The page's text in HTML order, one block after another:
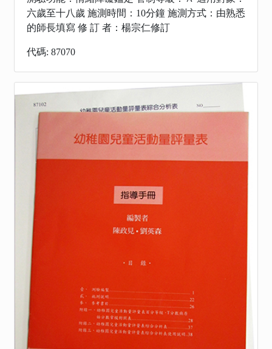
六歲至十八歲 施測時間：10分鐘 施測方式：由熟悉
的師長填寫 修 訂 者：楊宗仁修訂
代碼: 87070